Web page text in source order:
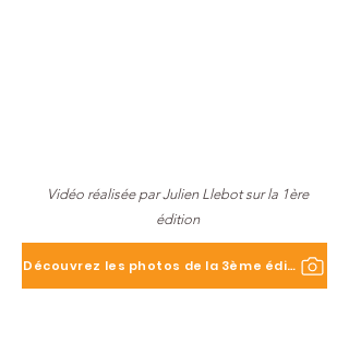
Vidéo réalisée par Julien Llebot sur la 1ère
édition
Découvrez les photos de la 3ème édition